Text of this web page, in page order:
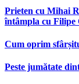
Prieten cu Mihai
întâmpla cu Filipe
Cum oprim
Peste jumătate